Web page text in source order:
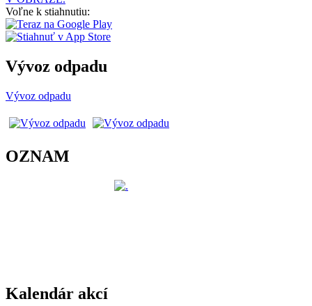
Voľne k stiahnutiu:
Vývoz odpadu
Vývoz odpadu
OZNAM
Kalendár akcí